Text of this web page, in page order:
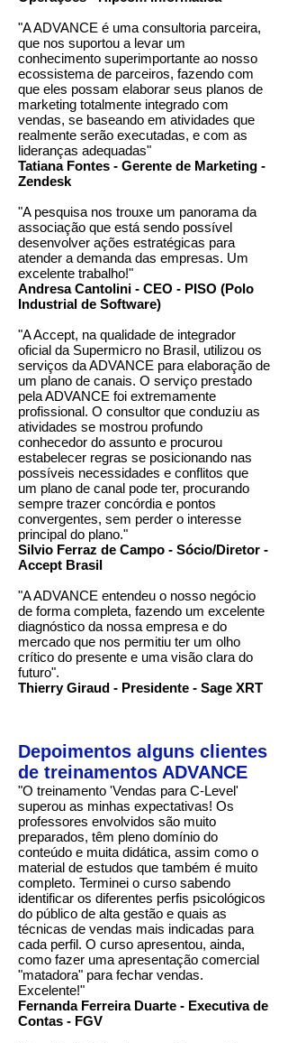
"A ADVANCE é uma consultoria parceira,
que nos suportou a levar um
conhecimento superimportante ao nosso
ecossistema de parceiros, fazendo com
que eles possam elaborar seus planos de
marketing totalmente integrado com
vendas, se baseando em atividades que
realmente serão executadas, e com as
lideranças adequadas"
Tatiana Fontes - Gerente de Marketing -
Zendesk
"A pesquisa nos trouxe um panorama da
associação que está sendo possível
desenvolver ações estratégicas para
atender a demanda das empresas. Um
excelente trabalho!"
Andresa Cantolini - CEO - PISO (Polo
Industrial de Software)
"A Accept, na qualidade de integrador
oficial da Supermicro no Brasil, utilizou os
serviços da ADVANCE para elaboração de
um plano de canais. O serviço prestado
pela ADVANCE foi extremamente
profissional. O consultor que conduziu as
atividades se mostrou profundo
conhecedor do assunto e procurou
estabelecer regras se posicionando nas
possíveis necessidades e conflitos que
um plano de canal pode ter, procurando
sempre trazer concórdia e pontos
convergentes, sem perder o interesse
principal do plano."
Silvio Ferraz de Campo - Sócio/Diretor -
Accept Brasil
"A ADVANCE entendeu o nosso negócio
de forma completa, fazendo um excelente
diagnóstico da nossa empresa e do
mercado que nos permitiu ter um olho
crítico do presente e uma visão clara do
futuro".
Thierry Giraud - Presidente - Sage XRT
Depoimentos alguns clientes
de treinamentos ADVANCE
"O treinamento 'Vendas para C-Level'
superou as minhas expectativas! Os
professores envolvidos são muito
preparados, têm pleno domínio do
conteúdo e muita didática, assim como o
material de estudos que também é muito
completo. Terminei o curso sabendo
identificar os diferentes perfis psicológicos
do público de alta gestão e quais as
técnicas de vendas mais indicadas para
cada perfil. O curso apresentou, ainda,
como fazer uma apresentação comercial
"matadora" para fechar vendas.
Excelente!"
Fernanda Ferreira Duarte - Executiva de
Contas - FGV